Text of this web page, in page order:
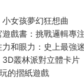
女孩夢幻狂想曲
遊戲書：挑戰邏輯專
和眼力：史上最強
叢林派對立體卡片
的摺紙遊戲